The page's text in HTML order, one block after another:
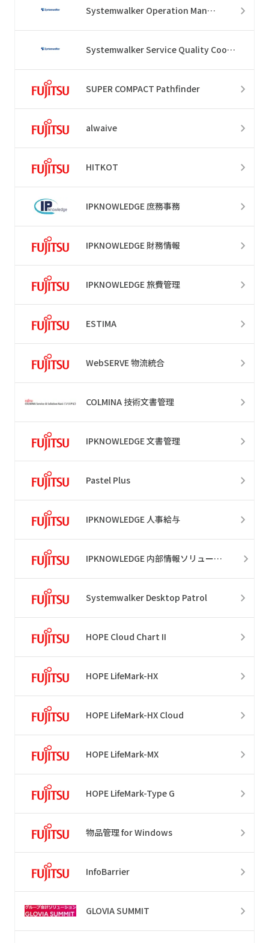
Systemwalker Operation Manager
Systemwalker Service Quality Coordinator
SUPER COMPACT Pathfinder
alwaive
HITKOT
IPKNOWLEDGE 庶務事務
IPKNOWLEDGE 財務情報
IPKNOWLEDGE 旅費管理
ESTIMA
WebSERVE 物流統合
COLMINA 技術文書管理
IPKNOWLEDGE 文書管理
Pastel Plus
IPKNOWLEDGE 人事給与
IPKNOWLEDGE 内部情報ソリューション
Systemwalker Desktop Patrol
HOPE Cloud Chart II
HOPE LifeMark-HX
HOPE LifeMark-HX Cloud
HOPE LifeMark-MX
HOPE LifeMark-Type G
物品管理 for Windows
InfoBarrier
GLOVIA SUMMIT